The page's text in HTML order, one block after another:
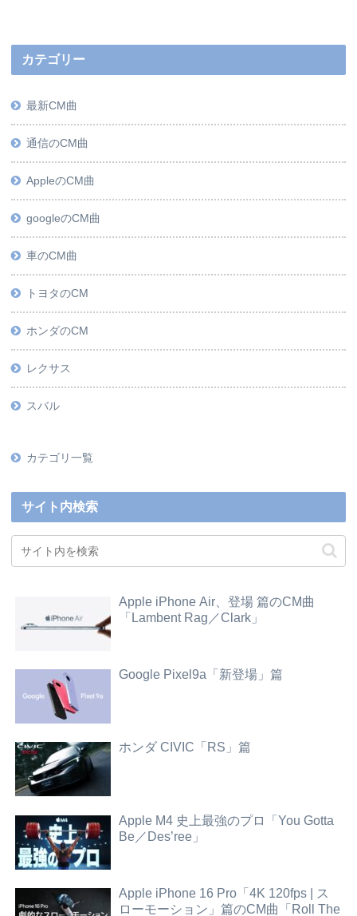
カテゴリー
最新CM曲
通信のCM曲
AppleのCM曲
googleのCM曲
車のCM曲
トヨタのCM
ホンダのCM
レクサス
スバル
カテゴリ一覧
サイト内検索
Apple iPhone Air、登場 篇のCM曲
「Lambent Rag／Clark」
Google Pixel9a「新登場」篇
ホンダ CIVIC「RS」篇
Apple M4 史上最強のプロ「You Gotta
Be／Des’ree」
Apple iPhone 16 Pro「4K 120fps | ス
ローモーション」篇のCM曲「Roll The